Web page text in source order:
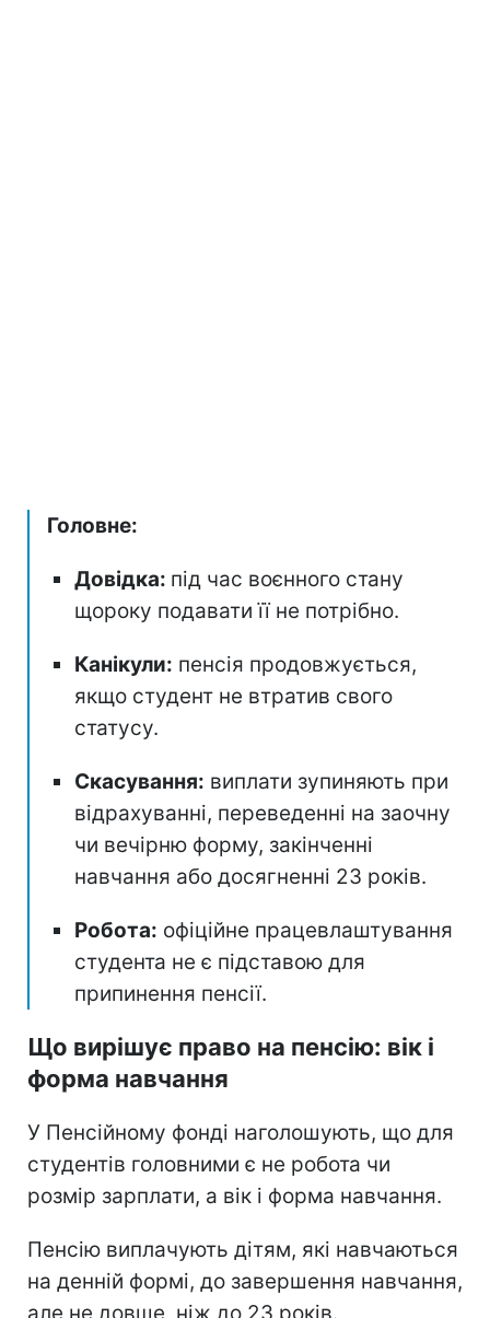
Головне:
Довідка: під час воєнного стану
щороку подавати її не потрібно.
Канікули: пенсія продовжується,
якщо студент не втратив свого
статусу.
Скасування: виплати зупиняють при
відрахуванні, переведенні на заочну
чи вечірню форму, закінченні
навчання або досягненні 23 років.
Робота: офіційне працевлаштування
студента не є підставою для
припинення пенсії.
Що вирішує право на пенсію: вік і
форма навчання
У Пенсійному фонді наголошують, що для
студентів головними є не робота чи
розмір зарплати, а вік і форма навчання.
Пенсію виплачують дітям, які навчаються
на денній формі, до завершення навчання,